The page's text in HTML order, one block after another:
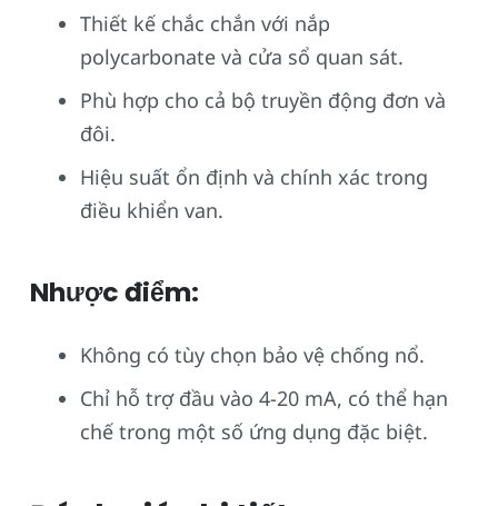
Thiết kế chắc chắn với nắp
polycarbonate và cửa sổ quan sát.
Phù hợp cho cả bộ truyền động đơn và
đôi.
Hiệu suất ổn định và chính xác trong
điều khiển van.
Nhược điểm:
Không có tùy chọn bảo vệ chống nổ.
Chỉ hỗ trợ đầu vào 4-20 mA, có thể hạn
chế trong một số ứng dụng đặc biệt.